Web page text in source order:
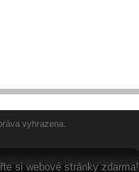
vyhrazena.
si webové stránky zdarma!